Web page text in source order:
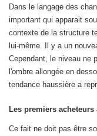
Dans le langage des
important qui apparait
contexte de la structure
lui-même. Il y a un
Cependant, le niveau ne
l'ombre allongée en
tendance haussière a
Les premiers acheteurs
Ce fait ne doit pas être